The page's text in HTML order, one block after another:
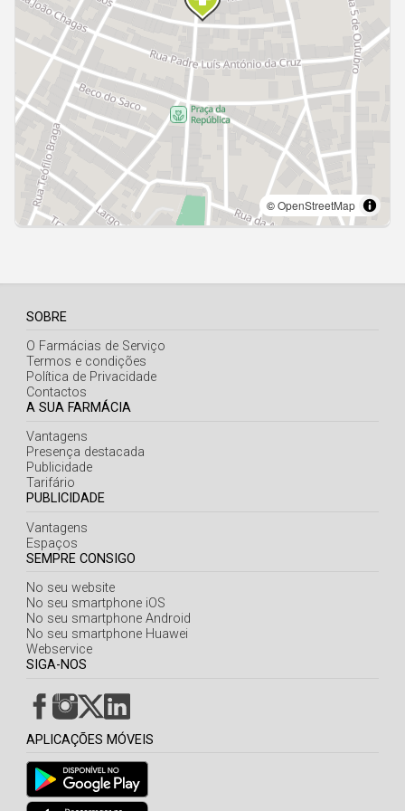
Açores
SOBRE
O Farmácias de Serviço
Termos e condições
Política de Privacidade
Contactos
A SUA FARMÁCIA
Vantagens
Presença destacada
Publicidade
Tarifário
PUBLICIDADE
Vantagens
Espaços
SEMPRE CONSIGO
No seu website
No seu smartphone iOS
No seu smartphone Android
No seu smartphone Huawei
Webservice
SIGA-NOS
APLICAÇÕES MÓVEIS